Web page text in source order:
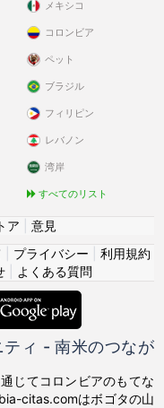
メキシコ
コロンビア
ペット
ブラジル
フィリピン
レバノン
湾岸
すべてのリスト
ア
意見
プライバシー
利用規約
| よくある質問
ィ - 南米のつなが
じてコロンビアのもてな
citas.comはボゴタの山